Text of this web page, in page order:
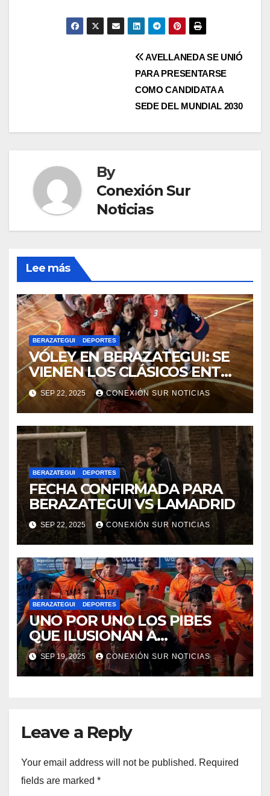
AVELLANEDA SE UNIÓ
PARA PRESENTARSE
COMO CANDIDATA A
SEDE DEL MUNDIAL 2030
By
Conexión Sur
Noticias
Lee más
BERAZATEGUI DEPORTES
VÓLEY EN BERAZATEGUI: SE
VIENEN LOS CLÁSICOS ENTRE
DEPORTIVO Y LA “MUNI”
SEP 22, 2025 CONEXIÓN SUR NOTICIAS
BERAZATEGUI DEPORTES
FECHA CONFIRMADA PARA
BERAZATEGUI VS LAMADRID
SEP 22, 2025 CONEXIÓN SUR NOTICIAS
BERAZATEGUI DEPORTES
UNO POR UNO LOS PIBES
QUE ILUSIONAN A
BERAZATEGUI
SEP 19, 2025 CONEXIÓN SUR NOTICIAS
Leave a Reply
Your email address will not be published. Required
fields are marked *